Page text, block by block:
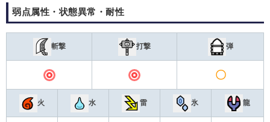
弱点属性・状態異常・耐性
斬撃 打撃 弾
〇
火 水 雷 氷 龍